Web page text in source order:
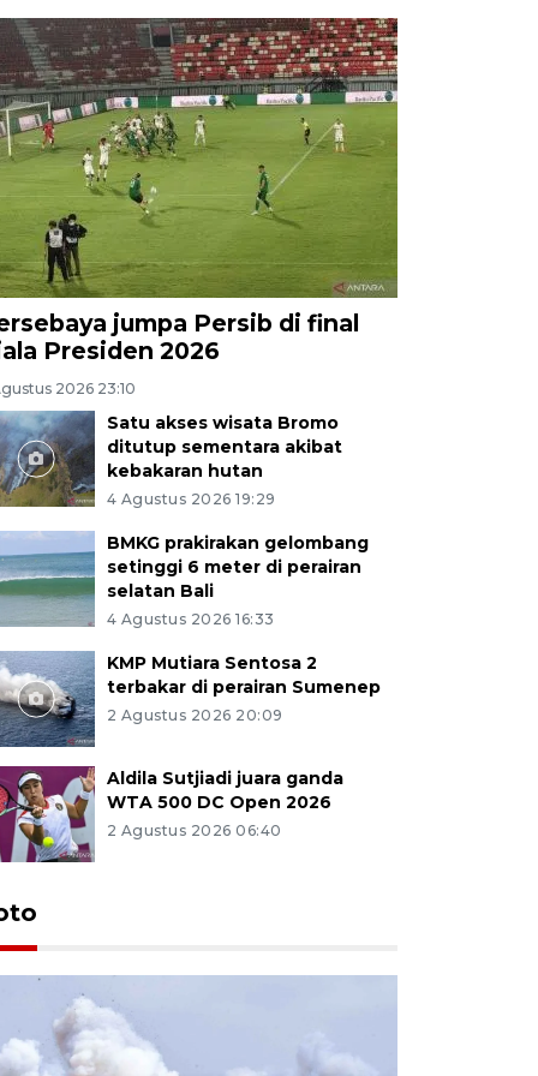
jumpa Persib di final
Presiden 2026
2026 23:10
Satu akses wisata Bromo
ditutup sementara akibat
kebakaran hutan
4 Agustus 2026 19:29
BMKG prakirakan gelombang
setinggi 6 meter di perairan
selatan Bali
4 Agustus 2026 16:33
KMP Mutiara Sentosa 2
terbakar di perairan Sumenep
2 Agustus 2026 20:09
Aldila Sutjiadi juara ganda
WTA 500 DC Open 2026
2 Agustus 2026 06:40